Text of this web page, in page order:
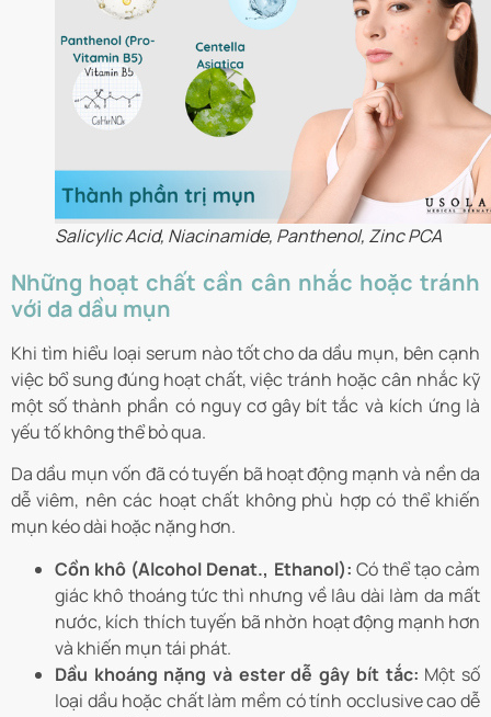
Salicylic Acid, Niacinamide, Panthenol, Zinc PCA
Những hoạt chất cần cân nhắc hoặc tránh
với da dầu mụn
Khi tìm hiểu loại serum nào tốt cho da dầu mụn, bên cạnh
việc bổ sung đúng hoạt chất, việc tránh hoặc cân nhắc kỹ
một số thành phần có nguy cơ gây bít tắc và kích ứng là
yếu tố không thể bỏ qua.
Da dầu mụn vốn đã có tuyến bã hoạt động mạnh và nền da
dễ viêm, nên các hoạt chất không phù hợp có thể khiến
mụn kéo dài hoặc nặng hơn.
Cồn khô (Alcohol Denat., Ethanol): Có thể tạo cảm
giác khô thoáng tức thì nhưng về lâu dài làm da mất
nước, kích thích tuyến bã nhờn hoạt động mạnh hơn
và khiến mụn tái phát.
Dầu khoáng nặng và ester dễ gây bít tắc: Một số
loại dầu hoặc chất làm mềm có tính occlusive cao dễ